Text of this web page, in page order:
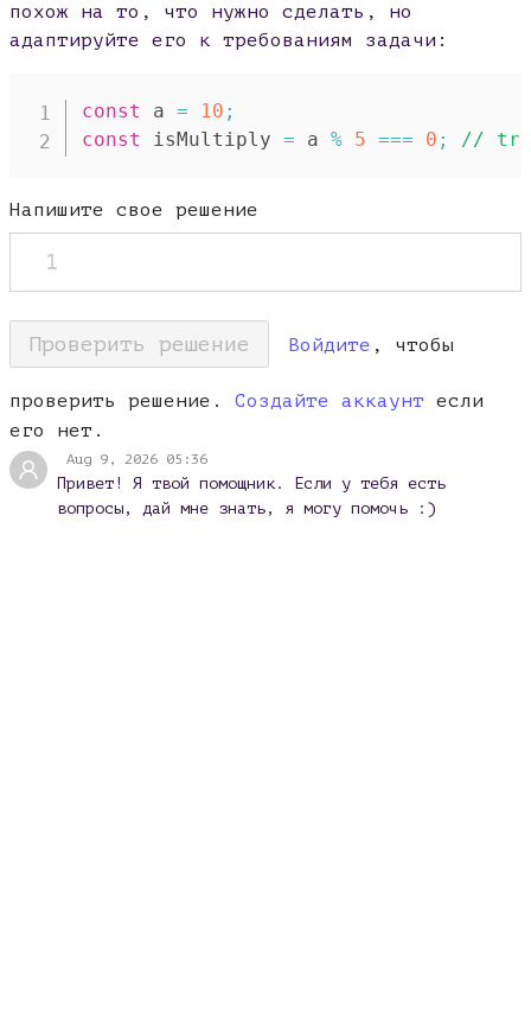
похож на то, что нужно сделать, но
адаптируйте его к требованиям задачи:
const a = 10 ;
const isMultiply = a % 5 === 0 ; //
Напишите свое решение
1
Проверить решение Войдите , чтобы
проверить решение. Создайте аккаунт если
его нет.
Aug 9, 2026 05:36
Привет! Я твой помощник. Если у тебя есть
вопросы, дай мне знать, я могу помочь :)